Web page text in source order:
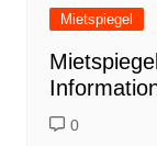
Mietspiegel
0